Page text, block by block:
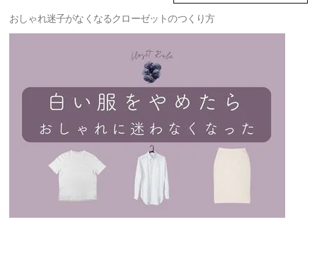
おしゃれ迷子がなくなるクローゼットのつくり方